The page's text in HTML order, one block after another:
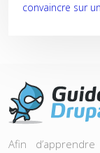
convaincre sur
Afin